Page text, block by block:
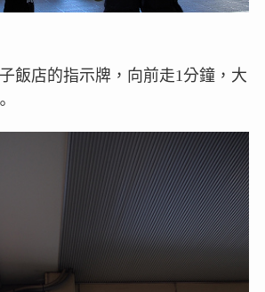
飯店的指示牌，向前走1分鐘，大